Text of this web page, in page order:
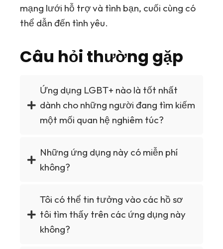
mạng lưới hỗ trợ và tình bạn, cuối cùng có
thể dẫn đến tình yêu.
Câu hỏi thường gặp
Ứng dụng LGBT+ nào là tốt nhất
dành cho những người đang tìm kiếm
một mối quan hệ nghiêm túc?
Những ứng dụng này có miễn phí
không?
Tôi có thể tin tưởng vào các hồ sơ
tôi tìm thấy trên các ứng dụng này
không?